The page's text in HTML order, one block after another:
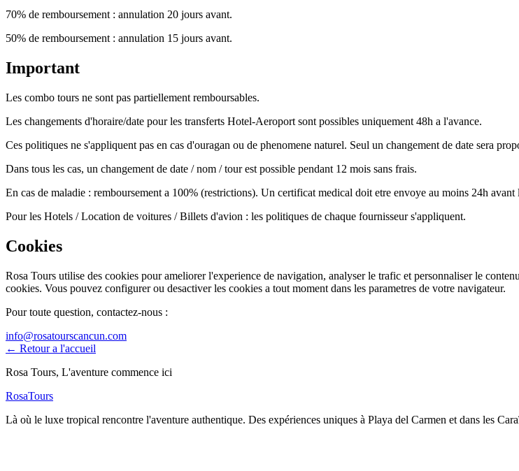
70% de remboursement : annulation 20 jours avant.
50% de remboursement : annulation 15 jours avant.
Important
Les combo tours ne sont pas partiellement remboursables.
Les changements d'horaire/date pour les transferts Hotel-Aeroport sont possibles uniquement 48h a l'avance.
Ces politiques ne s'appliquent pas en cas d'ouragan ou de phenomene naturel. Seul un changement de date sera
Dans tous les cas, un changement de date / nom / tour est possible pendant 12 mois sans frais.
En cas de maladie : remboursement a 100% (restrictions). Un certificat medical doit etre envoye au moins 24h avant
Pour les Hotels / Location de voitures / Billets d'avion : les politiques de chaque fournisseur s'appliquent.
Cookies
Rosa Tours utilise des cookies pour ameliorer l'experience de navigation, analyser le trafic et personnaliser le
cookies. Vous pouvez configurer ou desactiver les cookies a tout moment dans les parametres de votre navigateur.
Pour toute question, contactez-nous :
info@rosatourscancun.com
← Retour a l'accueil
Rosa Tours, L'aventure commence ici
RosaTours
Là où le luxe tropical rencontre l'aventure authentique. Des expériences uniques à Playa del Carmen et dans les